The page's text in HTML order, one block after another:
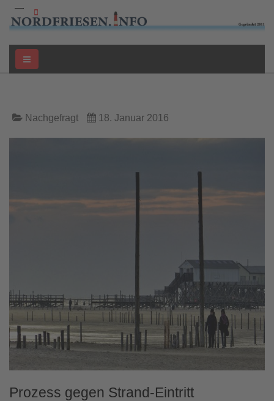
Nachgefragt 18. Januar 2016
Prozess gegen Strand-Eintritt